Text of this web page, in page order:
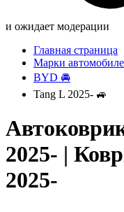
и ожидает модерации
Главная страница
Марки
BYD 🚘
Tang L 2025- 🚙
2025- |
2025-